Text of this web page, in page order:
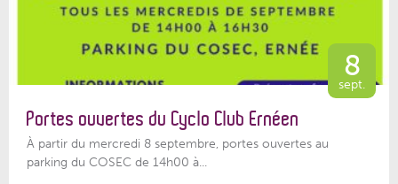
8
sept.
Portes ouvertes du Cyclo Club Ernéen
À partir du mercredi 8 septembre, portes ouvertes au
parking du COSEC de 14h00 à...